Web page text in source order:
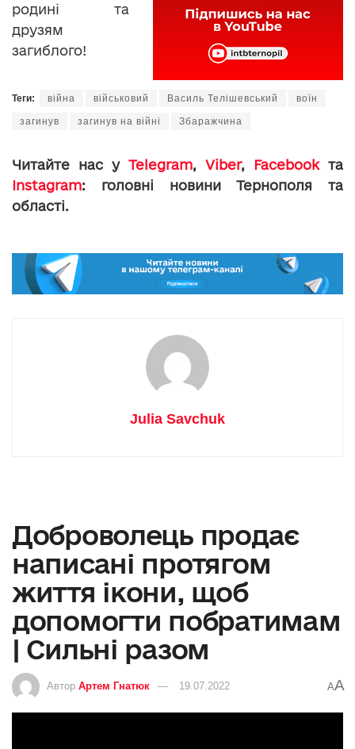
родині та
друзям
загиблого!
Теги: війна військовий Василь Телішевський воїн
загинув загинув на війні Збаражчина
Читайте нас у Telegram, Viber, Facebookта
Instagram: головні новини Тернополя та
області.
Julia Savchuk
Доброволець продає
написані протягом
життя ікони, щоб
допомогти побратимам
| Сильні разом
Автор Артем Гнатюк 19.07.2022 AA